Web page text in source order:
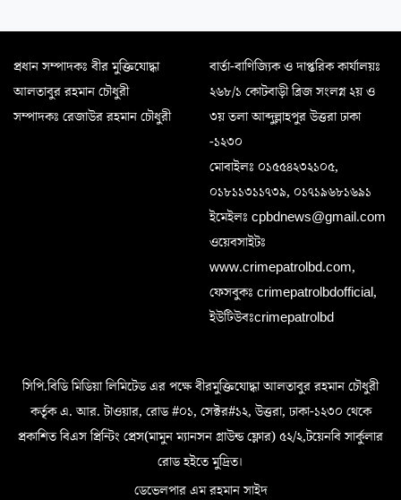
প্রধান সম্পাদকঃ বীর মুক্তিযোদ্ধা
আলতাবুর রহমান চৌধুরী
সম্পাদকঃ রেজাউর রহমান চৌধুরী
বার্তা-বাণিজ্যিক ও দাপ্তরিক কার্যালয়ঃ
২৬৮/১ কোটবাড়ী ব্রিজ সংলগ্ন ২য় ও
৩য় তলা আব্দুল্লাহপুর উত্তরা ঢাকা
-১২৩০
মোবাইলঃ ০১৫৫৪২৩২১০৫,
০১৮১১৩১১৭৩৯, ০১৭১৯৬৮১৬৯১
ইমেইলঃ cpbdnews@gmail.com
ওয়েবসাইটঃ
www.crimepatrolbd.com,
ফেসবুকঃ crimepatrolbdofficial,
ইউটিউবঃcrimepatrolbd
সিপি.বিডি মিডিয়া লিমিটেড এর পক্ষে বীরমুক্তিযোদ্ধা আলতাবুর রহমান চৌধুরী
কর্তৃক এ. আর. টাওয়ার, রোড #০১, সেক্টর#১২, উত্তরা, ঢাকা-১২৩০ থেকে
প্রকাশিত বিএস প্রিন্টিং প্রেস(মামুন ম্যানসন গ্রাউন্ড ফ্লোর) ৫২/২,টয়েনবি সার্কুলার
রোড হইতে মুদ্রিত।
ডেভেলপার এম রহমান সাইদ